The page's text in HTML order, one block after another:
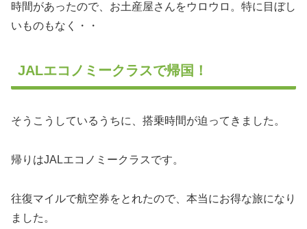
時間があったので、お土産屋さんをウロウロ。特に目ぼし
いものもなく・・
JALエコノミークラスで帰国！
そうこうしているうちに、搭乗時間が迫ってきました。
帰りはJALエコノミークラスです。
往復マイルで航空券をとれたので、本当にお得な旅になり
ました。